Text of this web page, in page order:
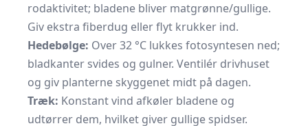
rodaktivitet; bladene bliver matgrønne/gullige.
Giv ekstra fiberdug eller flyt krukker ind.
Hedebølge: Over 32 °C lukkes fotosyntesen ned;
bladkanter svides og gulner. Ventilér drivhuset
og giv planterne skyggenet midt på dagen.
Træk: Konstant vind afkøler bladene og
udtørrer dem, hvilket giver gullige spidser.